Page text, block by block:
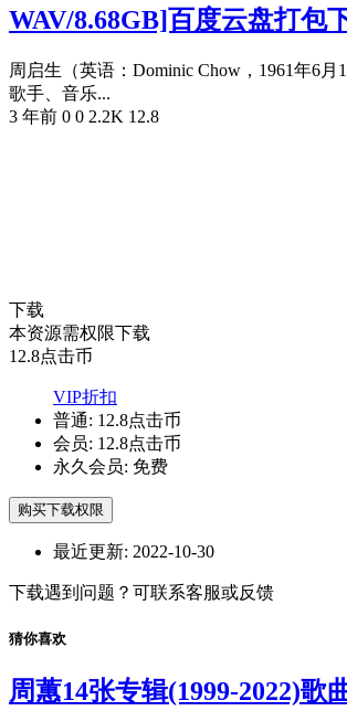
WAV/8.68GB]百度云盘打包
周启生（英语：Dominic Chow，1961年6
歌手、音乐...
3 年前 0 0 2.2K 12.8
下载
本资源需权限下载
12.8点击币
VIP折扣
普通: 12.8点击币
会员: 12.8点击币
永久会员: 免费
购买下载权限
最近更新: 2022-10-30
下载遇到问题？可联系客服或反馈
猜你喜欢
周蕙14张专辑(1999-2022)歌